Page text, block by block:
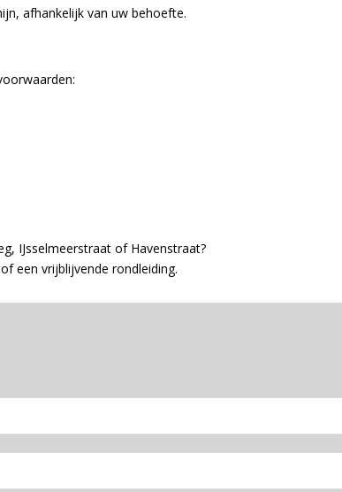
afhankelijk van uw behoefte.
IJsselmeerstraat of Havenstraat?
een vrijblijvende rondleiding.